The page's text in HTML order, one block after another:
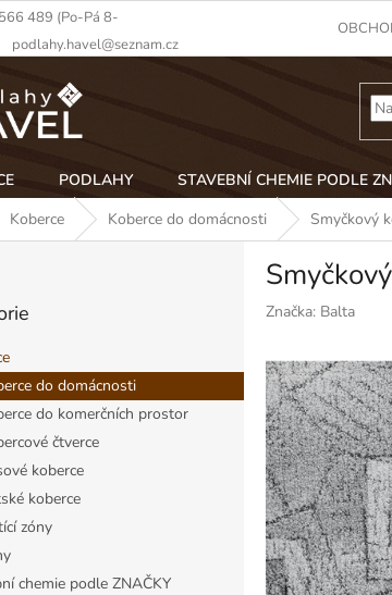
489 (Po-Pá 8-
podlahy.havel@seznam.cz
PODLAHY STAVEBNÍ CHEMIE PODLE
Koberce Koberce do domácnosti Smyčkový
do domácnosti
do komerčních prostor
čtverce
koberce
koberce
zóny
chemie podle ZNAČKY
Značka: Balta